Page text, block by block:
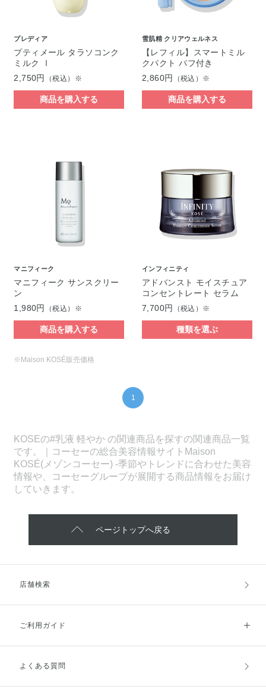
プレディア
プティメール タラソコンク
ミルク Ⅰ
2,750円
（税込）※
商品を購入する
雪肌精 クリアウェルネス
【レフィル】スマートミル
クパクト パフ付き
2,860円
（税込）※
商品を購入する
マニフィーク
マニフィーク サンスクリー
ン
1,980円
（税込）※
商品を購入する
インフィニティ
アドバンスト モイスチュア
コンセントレート セラム
7,700円
（税込）※
種類を選ぶ
※Maison KOSÉ販売価格
1
KOSEの#乳液 軽やか の関連商品を探すの関連商品一覧
です。｜コーセーの総合美容情報サイトMaison
KOSÉ(メゾンコーセー) -季節やトレンドに合わせた美容
情報や、コーセーグループが展開する商品情報をお届け
していきます。
ページトップへ戻る
店舗検索
ご利用ガイド
ご利用ガイドトップ
よくある質問